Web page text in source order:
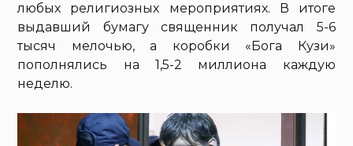
любых религиозных мероприятиях. В итоге
выдавший бумагу священник получал 5-6
тысяч мелочью, а коробки «Бога Кузи»
пополнялись на 1,5-2 миллиона каждую
неделю.